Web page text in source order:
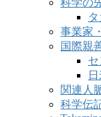
科学の
事業家
国際親
関連人
科学伝